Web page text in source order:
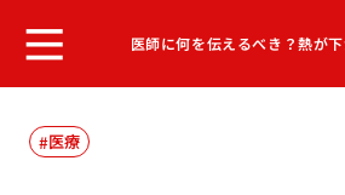
医師に何を伝えるべき？熱が
医療